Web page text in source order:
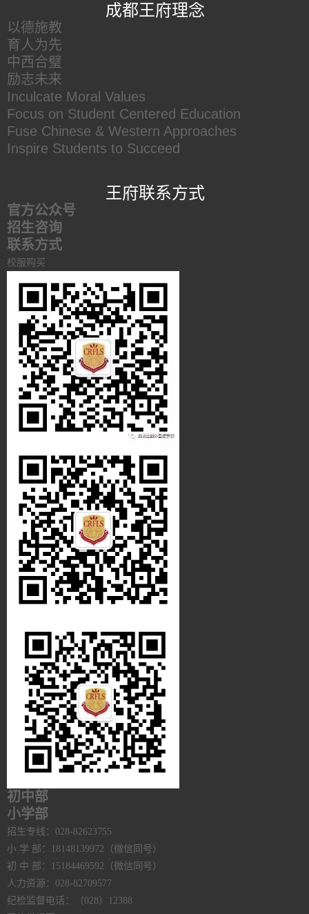
成都王府理念
以德施教
育人为先
中西合璧
励志未来
Inculcate Moral Values
Focus on Student Centered Education
Fuse Chinese & Western Approaches
Inspire Students to Succeed
王府联系方式
官方公众号
招生咨询
联系方式
校服购买
初中部
小学部
招生专线：028-82623755
小 学 部：18148139972（微信同号）
初 中 部：15184469592（微信同号）
人力资源：028-82709577
纪检监督电话：（028）12388